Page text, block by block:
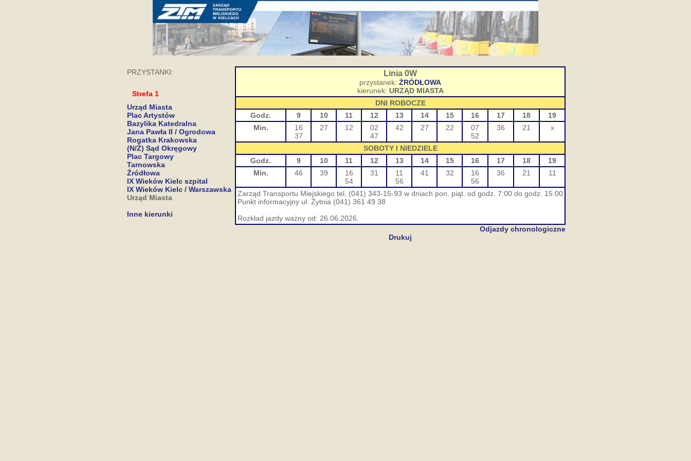
PRZYSTANKI:
Strefa 1
Urząd Miasta
Plac Artystów
Bazylika Katedralna
Jana Pawła II / Ogrodowa
Rogatka Krakowska
(N/Ż) Sąd Okręgowy
Plac Targowy
Tarnowska
Źródłowa
IX Wieków Kielc szpital
IX Wieków Kielc / Warszawska
Urząd Miasta
Inne kierunki
Linia 0W
przystanek: ŹRÓDŁOWA
kierunek: URZĄD MIASTA
DNI ROBOCZE
Godz.
9 10 11 12 13 14 15 16 17 18
19
Min.
16
37
27 12
02
47
42 27 22
07
52
36 21 x
SOBOTY I NIEDZIELE
Godz.
9 10 11 12 13 14 15 16 17 18
19
Min.
46 39
16
54
31
11
56
41 32
16
56
36 21 11
Zarząd Transportu Miejskiego tel. (041) 343-15-93 w dniach pon. piąt. od godz. 7:00 do godz. 15:00
Punkt informacyjny ul. Żytnia (041) 361 49 38
Rozkład jazdy ważny od: 26.06.2026.
Odjazdy chronologiczne
Drukuj